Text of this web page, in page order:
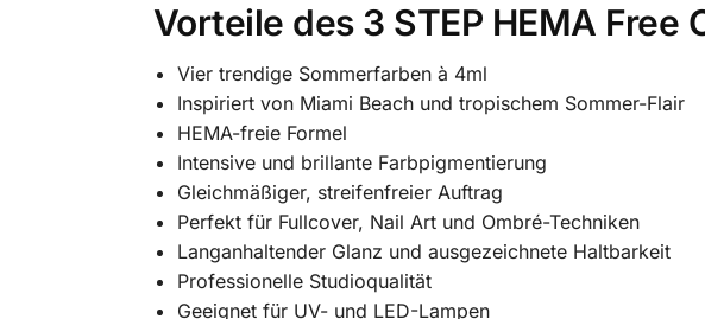
Vorteile des 3 STEP HEMA
Vier trendige Sommerfarben à 4ml
Inspiriert von Miami Beach und tropischem Sommer-Flair
HEMA-freie Formel
Intensive und brillante Farbpigmentierung
Gleichmäßiger, streifenfreier Auftrag
Perfekt für Fullcover, Nail Art und Ombré-Techniken
Langanhaltender Glanz und ausgezeichnete Haltbarkeit
Professionelle Studioqualität
Geeignet für UV- und LED-Lampen